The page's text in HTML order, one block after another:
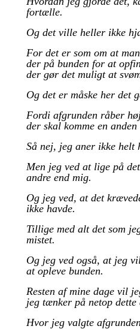
fortælle.
Og det ville heller ikke
For det er som om at
der på bunden for at
der gør det muligt at
Og det er måske her det
Fordi afgrunden råber
der skal komme en
Så nej, jeg aner ikke helt
Men jeg ved at lige på
andre end mig.
Og jeg ved, at det
ikke havde.
Tillige med alt det som
mistet.
Og jeg ved også, at jeg
at opleve bunden.
Resten af mine dage vil
jeg tænker på netop dette
Hvor jeg valgte